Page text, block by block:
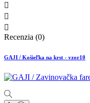



Recenzia (0)
GAJI / Košieľka na krst - vzor10